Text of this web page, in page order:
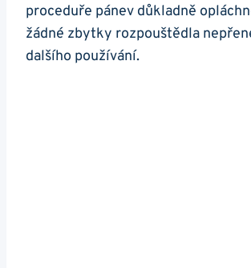
proceduře pánev důkladně
žádné ​zbytky rozpouštědla
dalšího používání.